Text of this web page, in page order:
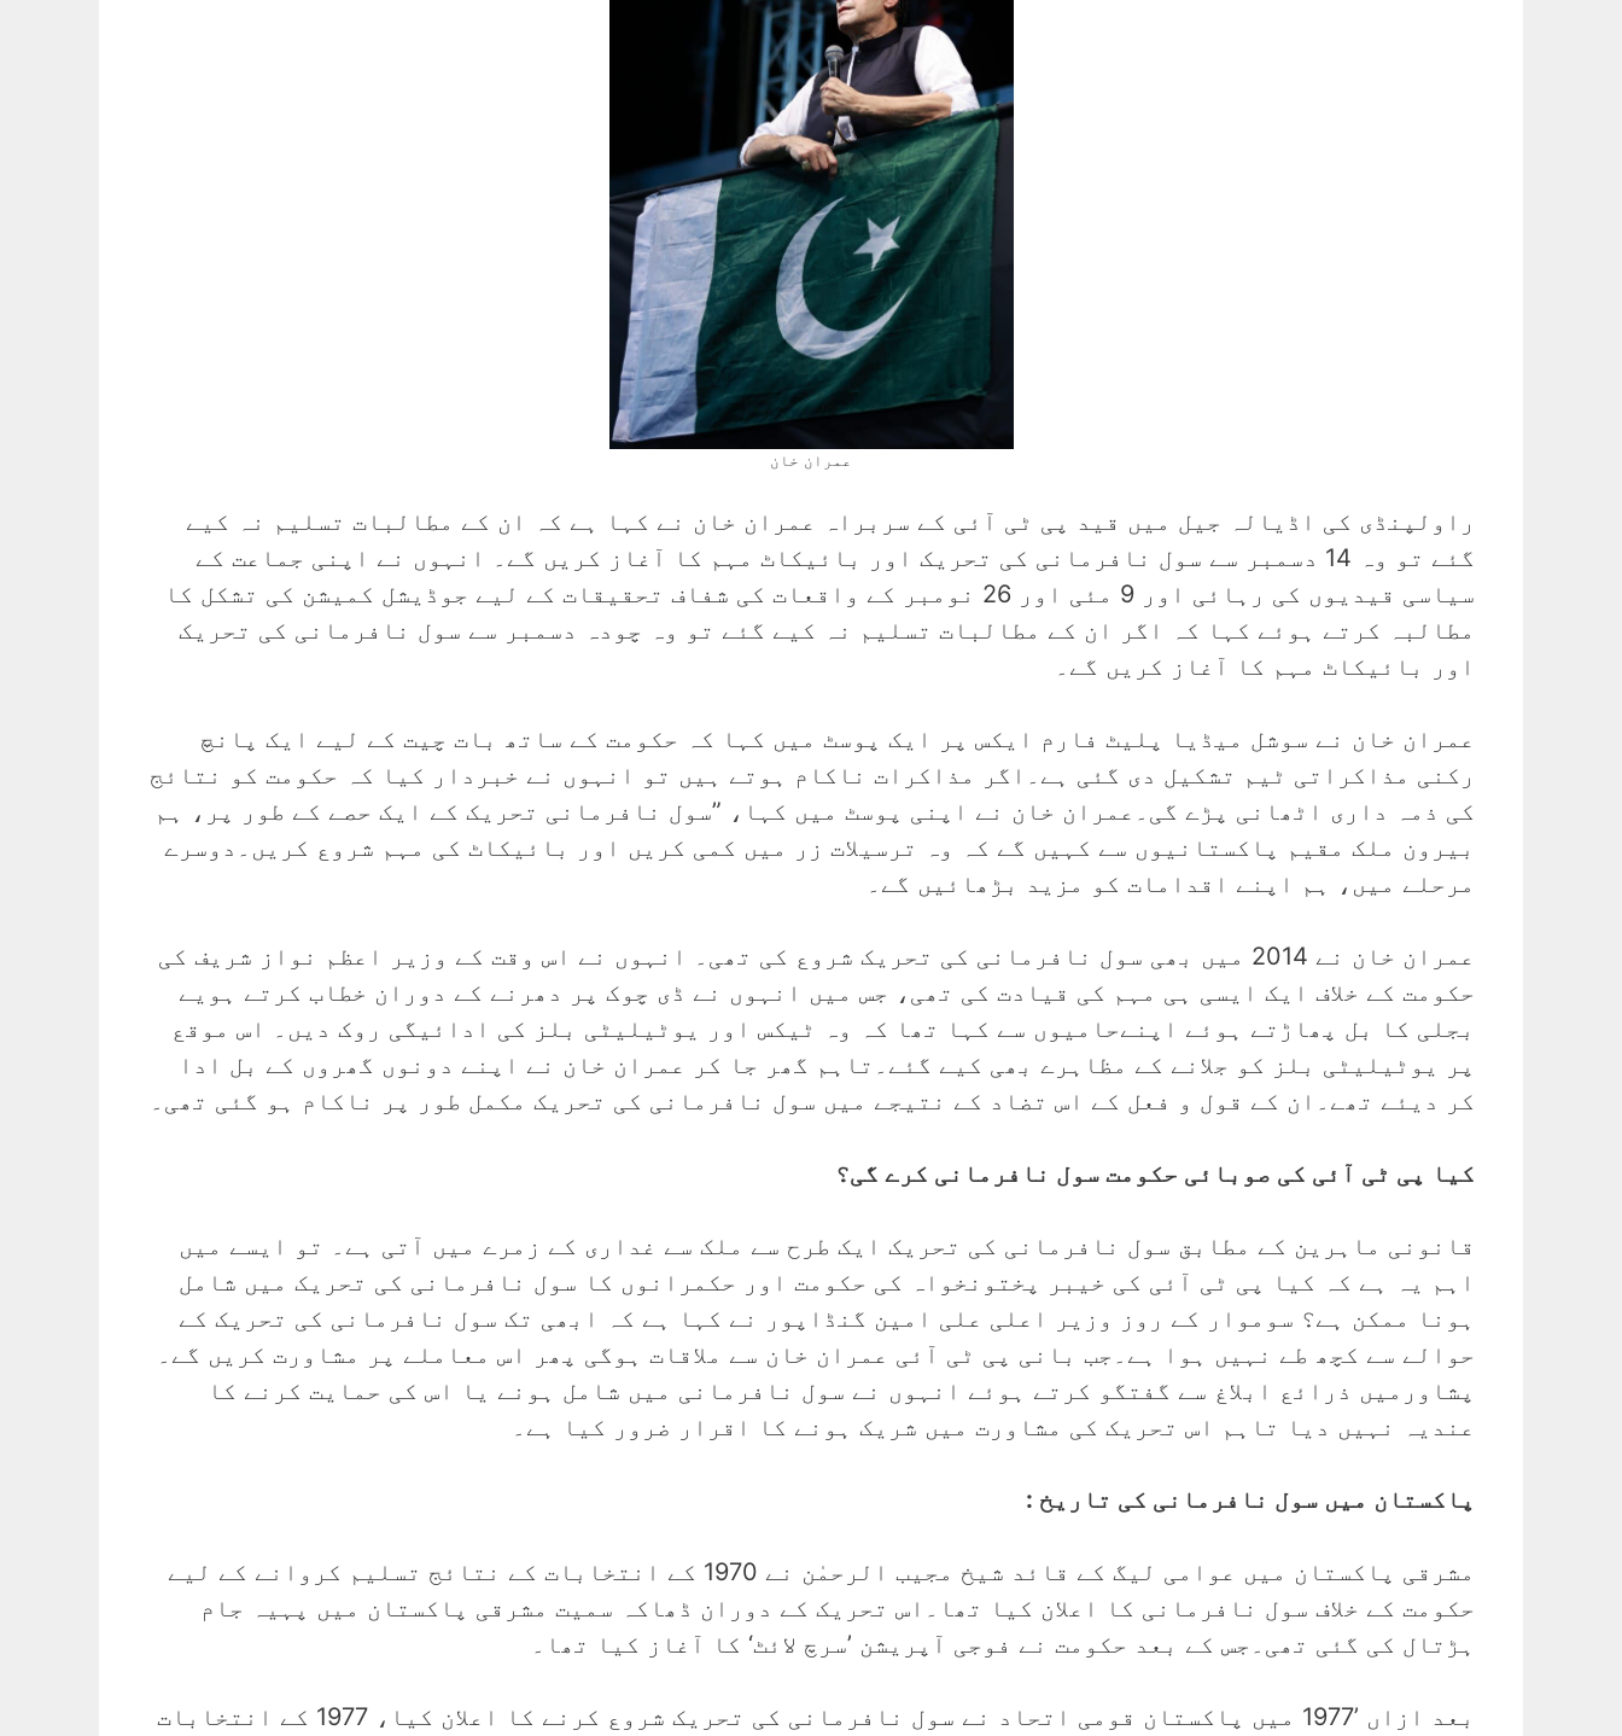
عمران خان
راولپنڈی کی اڈیالہ جیل میں قید پی ٹی آئی کے سربراہ عمران خان نے کہا ہے کہ ان کے مطالبات تسلیم نہ کیے
گئے تو وہ 14 دسمبر سے سول نافرمانی کی تحریک اور بائیکاٹ مہم کا آغاز کریں گے۔ انہوں نے اپنی جماعت کے
سیاسی قیدیوں کی رہائی اور 9 مئی اور 26 نومبر کے واقعات کی شفاف تحقیقات کے لیے جوڈیشل کمیشن کی تشکل کا
مطالبہ کرتے ہوئے کہا کہ اگر ان کے مطالبات تسلیم نہ کیے گئے تو وہ چودہ دسمبر سے سول نافرمانی کی تحریک
اور بائیکاٹ مہم کا آغاز کریں گے۔
عمران خان نے سوشل میڈیا پلیٹ فارم ایکس پر ایک پوسٹ میں کہا کہ حکومت کے ساتھ بات چیت کے لیے ایک پانچ
رکنی مذاکراتی ٹیم تشکیل دی گئی ہے۔اگر مذاکرات ناکام ہوتے ہیں تو انہوں نے خبردار کیا کہ حکومت کو نتائج
کی ذمہ داری اٹھانی پڑے گی۔عمران خان نے اپنی پوسٹ میں کہا، ”سول نافرمانی تحریک کے ایک حصے کے طور پر، ہم
بیرون ملک مقیم پاکستانیوں سے کہیں گے کہ وہ ترسیلات زر میں کمی کریں اور بائیکاٹ کی مہم شروع کریں۔دوسرے
مرحلے میں، ہم اپنے اقدامات کو مزید بڑھائیں گے۔
عمران خان نے 2014 میں بھی سول نافرمانی کی تحریک شروع کی تھی۔ انہوں نے اس وقت کے وزیر اعظم نواز شریف کی
حکومت کے خلاف ایک ایسی ہی مہم کی قیادت کی تھی، جس میں انہوں نے ڈی چوک پر دھرنے کے دوران خطاب کرتے ہویے
بجلی کا بل پھاڑتے ہوئے اپنےحامیوں سے کہا تھا کہ وہ ٹیکس اور یوٹیلیٹی بلز کی ادائیگی روک دیں۔ اس موقع
پر یوٹیلیٹی بلز کو جلانے کے مظاہرے بھی کیے گئے۔تاہم گھر جا کر عمران خان نے اپنے دونوں گھروں کے بل ادا
کر دیئے تھے۔ان کے قول و فعل کے اس تضاد کے نتیجے میں سول نافرمانی کی تحریک مکمل طور پر ناکام ہو گئی تھی۔
کیا پی ٹی آئی کی صوبائی حکومت سول نافرمانی کرے گی؟
قانونی ماہرین کے مطابق سول نافرمانی کی تحریک ایک طرح سے ملک سے غداری کے زمرے میں آتی ہے۔ تو ایسے میں
اہم یہ ہے کہ کیا پی ٹی آئی کی خیبر پختونخواہ کی حکومت اور حکمرانوں کا سول نافرمانی کی تحریک میں شامل
ہونا ممکن ہے؟ سوموار کے روز وزیر اعلی علی امین گنڈاپور نے کہا ہے کہ ابھی تک سول نافرمانی کی تحریک کے
حوالے سے کچھ طے نہیں ہوا ہے۔جب بانی پی ٹی آئی عمران خان سے ملاقات ہوگی پھر اس معاملے پر مشاورت کریں گے۔
پشاورمیں ذرائع ابلاغ سے گفتگو کرتے ہوئے انہوں نے سول نافرمانی میں شامل ہونے یا اس کی حمایت کرنے کا
عندیہ نہیں دیا تاہم اس تحریک کی مشاورت میں شریک ہونے کا اقرار ضرور کیا ہے۔
پاکستان میں سول نافرمانی کی تاریخ :
مشرقی پاکستان میں عوامی لیگ کے قائد شیخ مجیب الرحمٰن نے 1970 کے انتخابات کے نتائج تسلیم کروانے کے لیے
حکومت کے خلاف سول نافرمانی کا اعلان کیا تھا۔اس تحریک کے دوران ڈھاکہ سمیت مشرقی پاکستان میں پہیہ جام
ہڑتال کی گئی تھی۔جس کے بعد حکومت نے فوجی آپریشن ’سرچ لائٹ‘ کا آغاز کیا تھا۔
بعد ازاں ’1977 میں پاکستان قومی اتحاد نے سول نافرمانی کی تحریک شروع کرنے کا اعلان کیا، 1977 کے انتخابات